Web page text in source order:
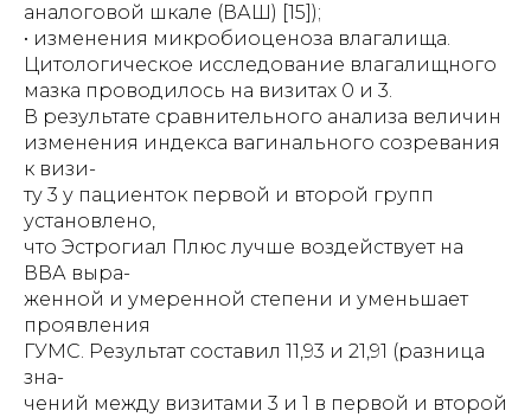
аналоговой шкале (ВАШ) [15]);
• изменения микробиоценоза влагалища.
Цитологическое исследование влагалищного
мазка проводилось на визитах 0 и 3.
В результате сравнительного анализа величин
изменения индекса вагинального созревания
к визи-
ту 3 у пациенток первой и второй групп
установлено,
что Эстрогиал Плюс лучше воздействует на
ВВА выра-
женной и умеренной степени и уменьшает
проявления
ГУМС. Результат составил 11,93 и 21,91 (разница
зна-
чений между визитами 3 и 1 в первой и второй